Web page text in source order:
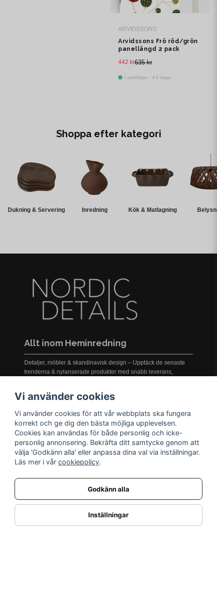
ARVIDSSONS
Arvidssons Frö röd/grön
panellängd 2 pack
635 kr
442 kr
I webblager - 4-8 dagar
Shoppa efter kategori
Dukning & Servering Inredning Kök & Matlagning
Allt inom Heminredning
Detaljer, möbler & skandinavisk design – Upptäck de senaste
trenderna & nylanserade produkter med snabb leverans,
INFORMATION
Nyheter
Kampanjer
Varumärken
Vi använder cookies
Vi använder cookies för att vår webbplats ska fungera
korrekt och ge dig den bästa möjliga upplevelsen.
Cookies kan användas för både personlig och icke-
personlig annonsering. Bekräfta ditt samtycke genom att
välja 'Godkänn alla' eller anpassa dina val via inställningar.
Läs mer i vår cookiepolicy.
Godkänn alla
Inställningar